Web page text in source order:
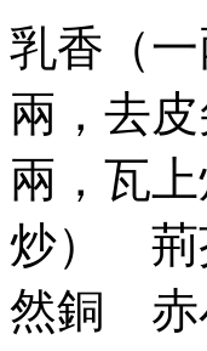
乳香（
兩，去
兩，瓦
炒） 荊
然銅 赤